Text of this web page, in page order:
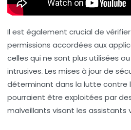
Il est également crucial de
permissions accordées aux
celles qui ne sont plus utilisées
intrusives. Les mises à jour de
déterminant dans la lutte contre
pourraient être exploitées par
malveillants visant les assistants